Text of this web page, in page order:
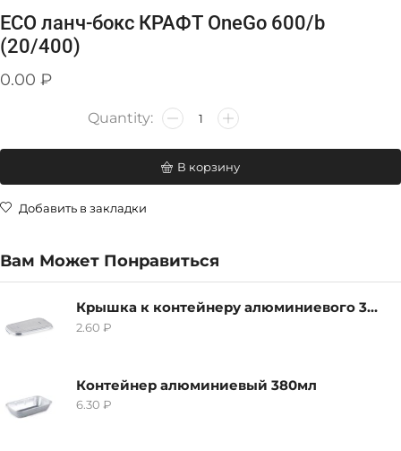
ЕСО ланч-бокс КРАФТ OneGo 600/b
(20/400)
0.00 ₽
В корзину
Добавить в закладки
Вам Может Понравиться
Крышка к контейнеру алюминиевого 380мл
2.60 ₽
Контейнер алюминиевый 380мл
6.30 ₽